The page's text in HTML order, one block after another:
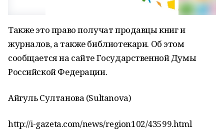
Также это право получат продавцы книг и
журналов, а также библиотекари. Об этом
сообщается на сайте Государственной Думы
Российской Федерации.
Айгуль Султанова (Sultanova)
http://i-gazeta.com/news/region102/43599.html